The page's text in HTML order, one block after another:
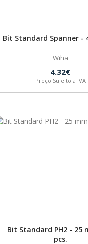
Bit Standard Spanner -
Wiha
4.32€
Preço Sujeito a IVA
Bit Standard PH2 - 25
pcs.